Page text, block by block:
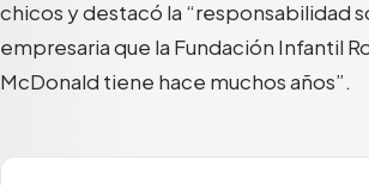
chicos y destacó la “responsabilidad
empresaria que la Fundación Infantil
McDonald tiene hace muchos años”.